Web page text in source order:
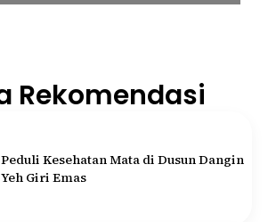
Rekomendasi
Peduli Kesehatan Mata di Dusun Dangin
Yeh Giri Emas